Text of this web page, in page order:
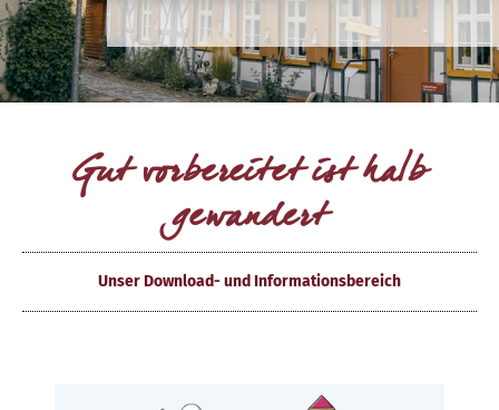
Gut vorbereitet ist halb
gewandert
Unser Download- und Informationsbereich